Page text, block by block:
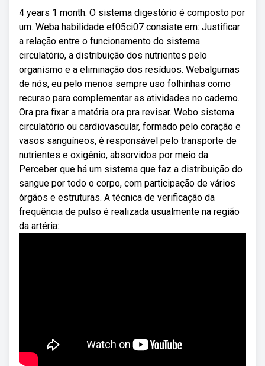
4 years 1 month. O sistema digestório é composto por
um. Weba habilidade ef05ci07 consiste em: Justificar
a relação entre o funcionamento do sistema
circulatório, a distribuição dos nutrientes pelo
organismo e a eliminação dos resíduos. Webalgumas
de nós, eu pelo menos sempre uso folhinhas como
recurso para complementar as atividades no caderno.
Ora pra fixar a matéria ora pra revisar. Webo sistema
circulatório ou cardiovascular, formado pelo coração e
vasos sanguíneos, é responsável pelo transporte de
nutrientes e oxigênio, absorvidos por meio da.
Perceber que há um sistema que faz a distribuição do
sangue por todo o corpo, com participação de vários
órgãos e estruturas. A técnica de verificação da
frequência de pulso é realizada usualmente na região
da artéria: